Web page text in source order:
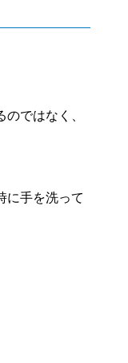
ではなく、
に手を洗って